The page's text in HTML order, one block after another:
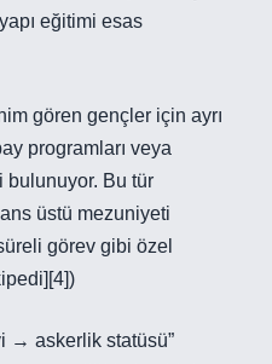
eğitimi esas
gören gençler için ayrı
programları veya
Bu tür
üstü mezuniyeti
görev gibi özel
→ askerlik statüsü”